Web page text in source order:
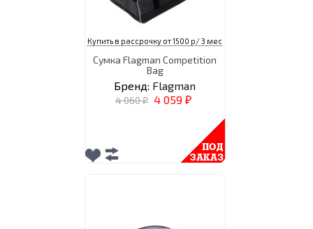
Купить в рассрочку от 1500 р/ 3 мес
Сумка Flagman Competition
Bag
Бренд: Flagman
4 060₽ 4 059 ₽